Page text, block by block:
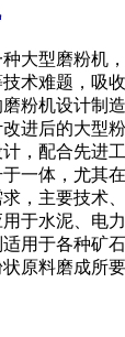
大型磨粉机
术难题，吸
粉机设计制
进后的大型
，配合先进
一体，尤其
，主要技术
于水泥、电
用于各种矿
原料磨成所